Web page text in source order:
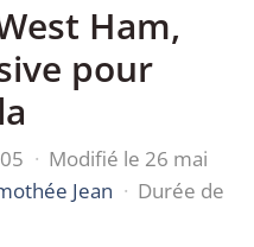
Ham,
pour
· Modifié le 26 mai
Jean · Durée de